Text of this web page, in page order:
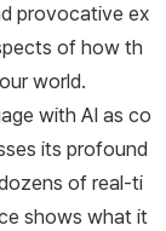
provocative ex
of how th
world.
with AI as co
its profound
of real-ti
shows what it